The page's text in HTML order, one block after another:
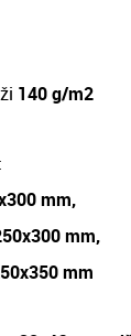
140 g/m2
mm,
mm,
mm